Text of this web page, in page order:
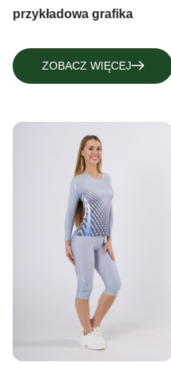
przykładowa grafika
ZOBACZ WIĘCEJ